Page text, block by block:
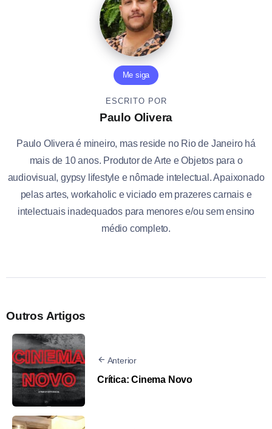
Me siga
ESCRITO POR
Paulo Olivera
Paulo Olivera é mineiro, mas reside no Rio de Janeiro há
mais de 10 anos. Produtor de Arte e Objetos para o
audiovisual, gypsy lifestyle e nômade intelectual. Apaixonado
pelas artes, workaholic e viciado em prazeres carnais e
intelectuais inadequados para menores e/ou sem ensino
médio completo.
Outros Artigos
Anterior
Crítica: Cinema Novo